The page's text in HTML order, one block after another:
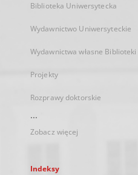
Biblioteka Uniwersytecka
Wydawnictwo Uniwersyteckie
Wydawnictwa własne
Projekty
Rozprawy doktorskie
...
Zobacz więcej
Indeksy